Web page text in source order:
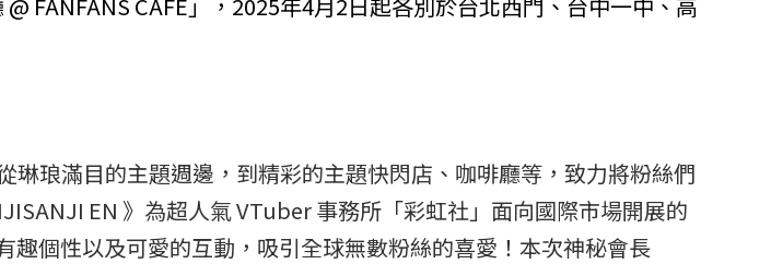
琳琅滿目的主題週邊，到精彩的主題快閃店、咖啡廳等，致力將粉絲們
EN 》為超人氣 VTuber 事務所「彩虹社」面向國際市場開展的
個性以及可愛的互動，吸引全球無數粉絲的喜愛！本次神秘會長